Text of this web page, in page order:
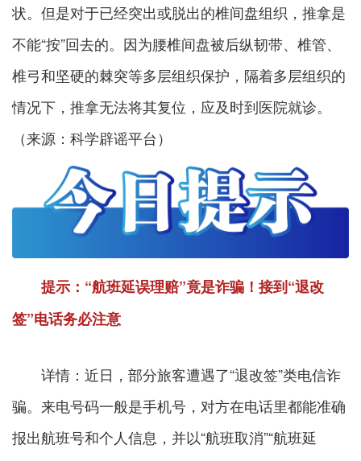
状。但是对于已经突出或脱出的椎间盘组织，推拿是
不能“按”回去的。因为腰椎间盘被后纵韧带、椎管、
椎弓和坚硬的棘突等多层组织保护，隔着多层组织的
情况下，推拿无法将其复位，应及时到医院就诊。
（来源：科学辟谣平台）
提示：“航班延误理赔”竟是诈骗！接到“退改
签”电话务必注意
详情： 近日，部分旅客遭遇了“退改签”类电信诈
骗。来电号码一般是手机号，对方在电话里都能准确
报出航班号和个人信息，并以“航班取消”“航班延